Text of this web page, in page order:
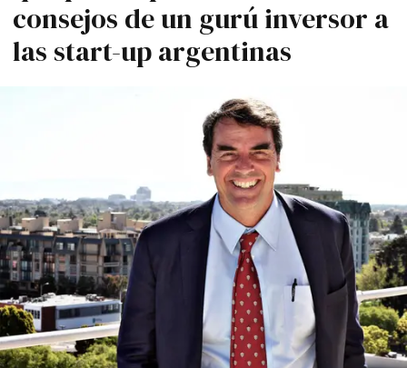
consejos de un gurú inversor a
las start-up argentinas